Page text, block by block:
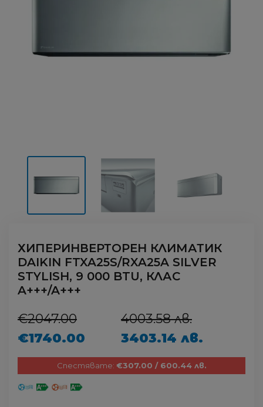
ХИПЕРИНВЕРТОРЕН КЛИМАТИК
DAIKIN FTXA25S/RXA25A SILVER
STYLISH, 9 000 BTU, КЛАС
A+++/A+++
€2047.00
€1740.00
4003.58 лв.
3403.14 лв.
Спестявате: €307.00 / 600.44 лв.